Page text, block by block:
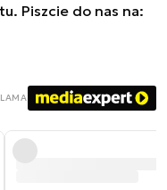
Piszcie do nas na: